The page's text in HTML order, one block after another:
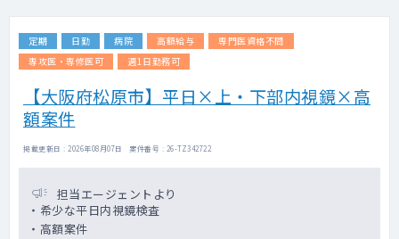
定期 日勤 病院 高額給与
専門医資格不問
専攻医・専修医可
週1日勤務可
【大阪府松原市】平日×上・下部内視鏡×高
額案件
掲載更新日 : 2026年08月07日 案件番号 : 26-TZ342722
担当エージェントより
・希少な平日内視鏡検査
・高額案件